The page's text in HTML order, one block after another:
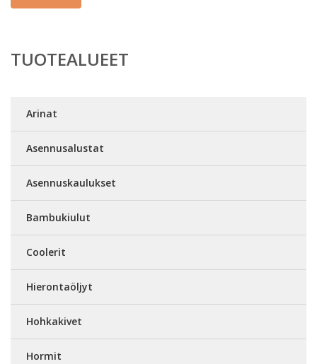
TUOTEALUEET
Arinat
Asennusalustat
Asennuskaulukset
Bambukiulut
Coolerit
Hierontaöljyt
Hohkakivet
Hormit